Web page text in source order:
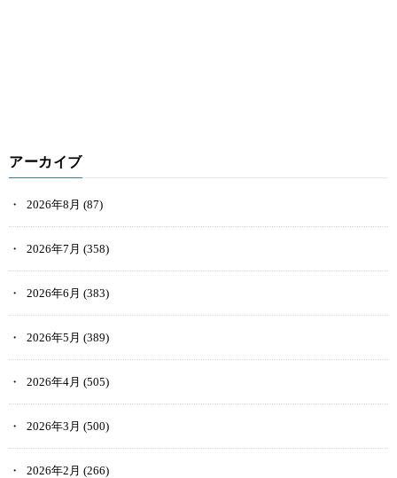
アーカイブ
2026年8月 (87)
2026年7月 (358)
2026年6月 (383)
2026年5月 (389)
2026年4月 (505)
2026年3月 (500)
2026年2月 (266)